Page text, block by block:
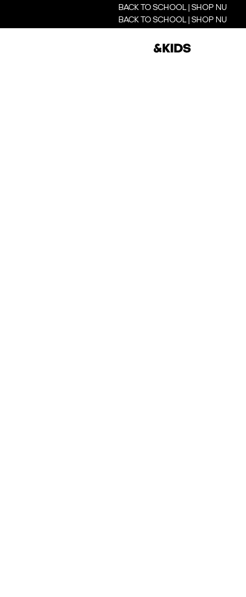
BACK TO SCHOOL | SHOP NU
BACK TO SCHOOL | SHOP NU